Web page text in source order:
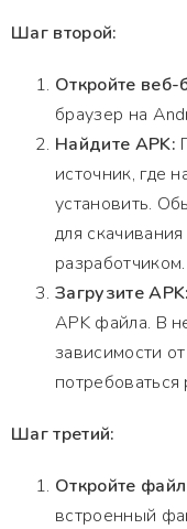
Шаг второй:
Откройте веб-
браузер на
Найдите APK:
источник, где
установить.
для
разработчиком.
Загрузите APK:
APK файла. В
зависимости
Шаг третий:
Откройте
встроенный